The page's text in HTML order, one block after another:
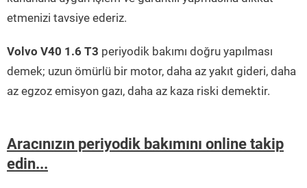
etmenizi tavsiye ederiz.
Volvo V40 1.6 T3 periyodik bakımı doğru yapılması
demek; uzun ömürlü bir motor, daha az yakıt gideri, daha
az egzoz emisyon gazı, daha az kaza riski demektir.
Aracınızın periyodik bakımını online takip
edin...